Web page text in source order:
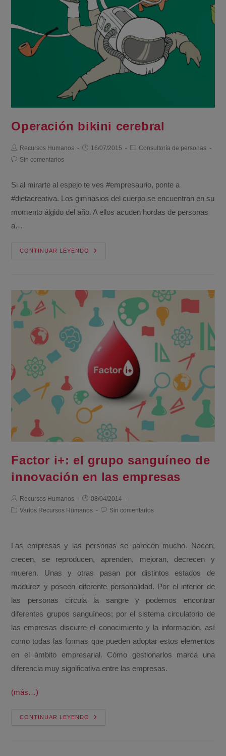
Operación bikini cerebral
Recursos Humanos 16/07/2015
Consultoría de personas
Sin comentarios
Si al mirarte al espejo te ves #empresaurio, ponte a
#dietacreativa. Los gimnasios del cuerpo se encuentran en su
momento álgido del año. A ellos acuden hordas de personas
a…
CONTINUAR LEYENDO
Factor i+: el grupo sanguíneo de
innovación en las empresas
Recursos Humanos
08/04/2014
Varios Recursos Humanos
Sin comentarios
Las empresas y las personas se parecen mucho. Nacen,
crecen, se reproducen, aprenden, mejoran, decrecen y
mueren. Unas y otras pasan por distintos estados de
madurez y poseen diferente personalidad. Por el interior de
las personas circula la sangre y podemos encontrar
diferentes grupos sanguíneos; por el sistema circulatorio de
las empresas discurre el conocimiento y la información, así
como todas las formas que pueden adoptar estos elementos
en el ámbito empresarial. Cómo gestionarlos marca una
diferencia muy significativa entre las empresas.
(más…)
CONTINUAR LEYENDO